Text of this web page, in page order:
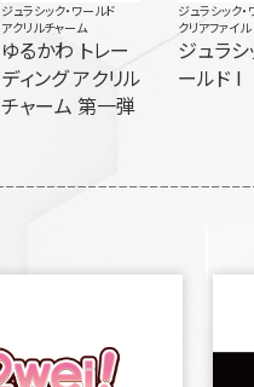
ジュラシック・ワールド
アクリルチャーム
ゆるかわ トレー
ディング アクリル
チャーム 第一弾
ジュラシック
クリアファイル
ジュラシ
ールド I